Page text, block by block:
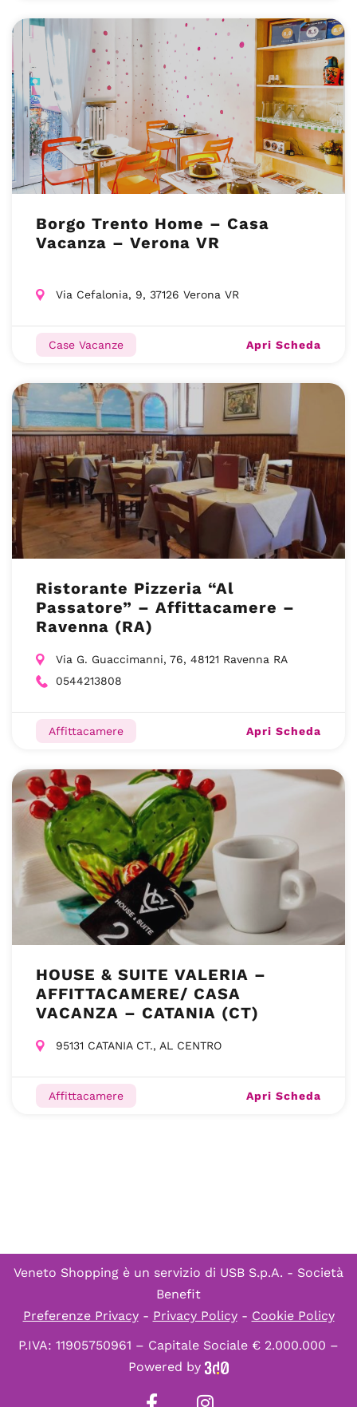
Borgo Trento Home – Casa
Vacanza – Verona VR
Via Cefalonia, 9, 37126 Verona VR
Case Vacanze Apri Scheda
Ristorante Pizzeria “Al
Passatore” – Affittacamere –
Ravenna (RA)
Via G. Guaccimanni, 76, 48121 Ravenna RA
0544213808
Affittacamere Apri Scheda
HOUSE & SUITE VALERIA –
AFFITTACAMERE/ CASA
VACANZA – CATANIA (CT)
95131 CATANIA CT., AL CENTRO
Affittacamere Apri Scheda
Veneto Shopping è un servizio di USB S.p.A. - Società
Benefit
Preferenze Privacy- Privacy Policy- Cookie Policy
P.IVA: 11905750961 – Capitale Sociale € 2.000.000 –
Powered by